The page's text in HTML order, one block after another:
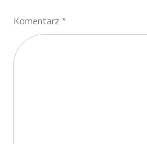
Komentarz *